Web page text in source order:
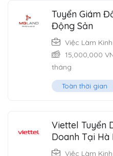
Tuyển Giám
Động Sản
Việc Làm
15,000,000
tháng
Toàn thời gian
Viettel Tuyển
Doanh Tại Hà
Việc Làm